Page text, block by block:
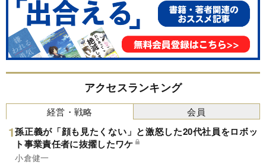
アクセスランキング
経営・戦略
孫正義が「顔も見たくない」と激怒した20代社員をロボッ
ト事業責任者に抜擢したワケ
小倉健一
会員